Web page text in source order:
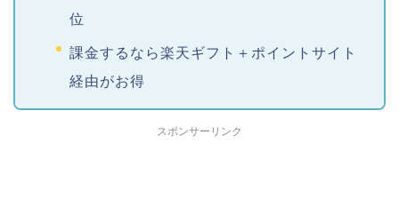
位
課金するなら楽天ギフト＋ポイントサイト
経由がお得
スポンサーリンク